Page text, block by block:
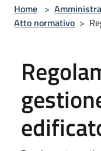
Home >
Atto normativo >